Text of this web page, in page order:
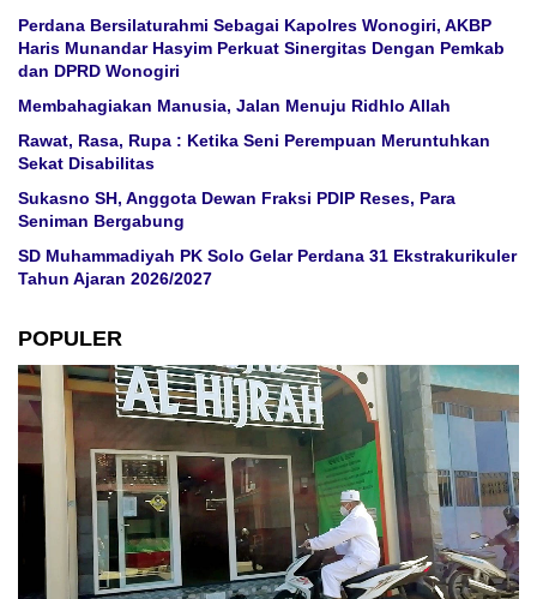
Perdana Bersilaturahmi Sebagai Kapolres Wonogiri, AKBP
Haris Munandar Hasyim Perkuat Sinergitas Dengan Pemkab
dan DPRD Wonogiri
Membahagiakan Manusia, Jalan Menuju Ridhlo Allah
Rawat, Rasa, Rupa : Ketika Seni Perempuan Meruntuhkan
Sekat Disabilitas
Sukasno SH, Anggota Dewan Fraksi PDIP Reses, Para
Seniman Bergabung
SD Muhammadiyah PK Solo Gelar Perdana 31 Ekstrakurikuler
Tahun Ajaran 2026/2027
POPULER